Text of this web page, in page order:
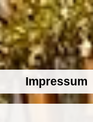
Impressum